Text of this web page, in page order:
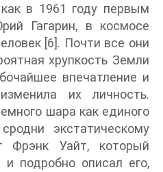
в 1961 году первым
Гагарин, в космосе
[6]. Почти все они
хрупкость Земли
впечатление и
их личность.
шара как единого
экстатическому
Фрэнк Уайт, который
подробно описал его,